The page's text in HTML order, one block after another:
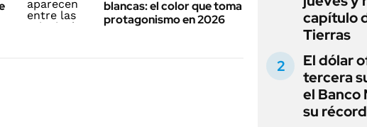
blancas: el color que toma
protagonismo en 2026
capítulo
Tierras
El dólar
tercera
el Banco
su